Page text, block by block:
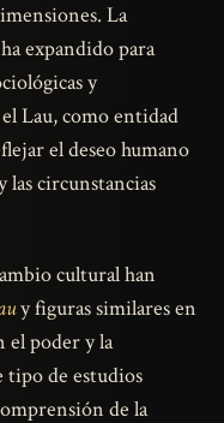
La
expandido para
y
Lau, como entidad
el deseo humano
circunstancias
cultural han
y figuras similares en
el poder y la
tipo de estudios
de la